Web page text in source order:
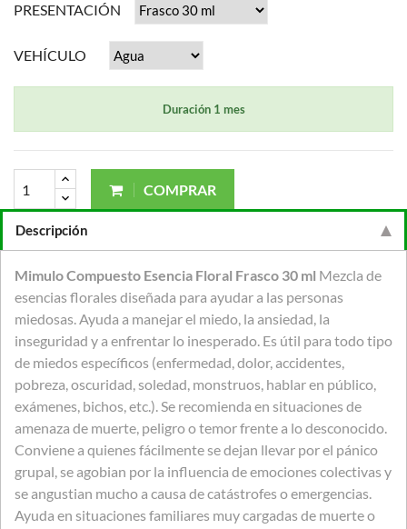
PRESENTACIÓN
VEHÍCULO
Duración 1 mes
COMPRAR
Descripción
Mimulo Compuesto Esencia Floral Frasco 30 ml Mezcla de
esencias florales diseñada para ayudar a las personas
miedosas. Ayuda a manejar el miedo, la ansiedad, la
inseguridad y a enfrentar lo inesperado. Es útil para todo tipo
de miedos específicos (enfermedad, dolor, accidentes,
pobreza, oscuridad, soledad, monstruos, hablar en público,
exámenes, bichos, etc.). Se recomienda en situaciones de
amenaza de muerte, peligro o temor frente a lo desconocido.
Conviene a quienes fácilmente se dejan llevar por el pánico
grupal, se agobian por la influencia de emociones colectivas y
se angustian mucho a causa de catástrofes o emergencias.
Ayuda en situaciones familiares muy cargadas de muerte o